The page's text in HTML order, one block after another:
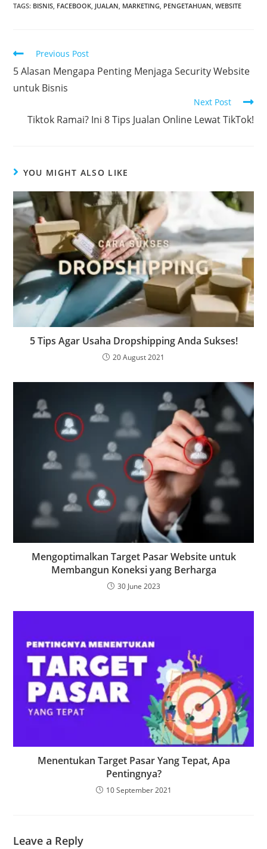
TAGS: BISNIS FACEBOOK JUALAN MARKETING PENGETAHUAN WEBSITE
Previous Post
5 Alasan Mengapa Penting Menjaga Security Website
untuk Bisnis
Next Post
Tiktok Ramai? Ini 8 Tips Jualan Online Lewat TikTok!
YOU MIGHT ALSO LIKE
5 Tips Agar Usaha Dropshipping Anda Sukses!
20 August 2021
Mengoptimalkan Target Pasar Website untuk
Membangun Koneksi yang Berharga
30 June 2023
Menentukan Target Pasar Yang Tepat, Apa
Pentingnya?
10 September 2021
Leave a Reply